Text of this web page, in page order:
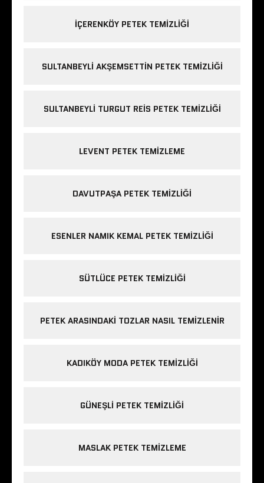
IÇERENKÖY PETEK TEMIZLIĞI
SULTANBEYLI AKŞEMSETTIN PETEK TEMIZLIĞI
SULTANBEYLI TURGUT REIS PETEK TEMIZLIĞI
LEVENT PETEK TEMIZLEME
DAVUTPAŞA PETEK TEMIZLIĞI
ESENLER NAMIK KEMAL PETEK TEMIZLIĞI
SÜTLÜCE PETEK TEMIZLIĞI
PETEK ARASINDAKI TOZLAR NASIL TEMIZLENIR
KADIKÖY MODA PETEK TEMIZLIĞI
GÜNEŞLI PETEK TEMIZLIĞI
MASLAK PETEK TEMIZLEME